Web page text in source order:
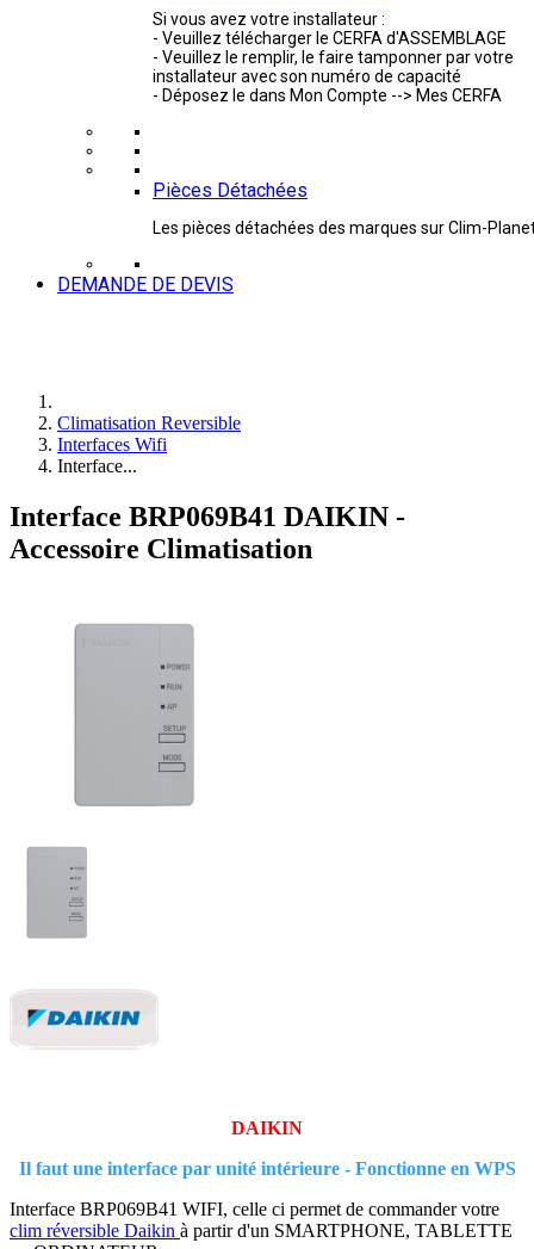
Si vous avez votre installateur :
- Veuillez télécharger le CERFA d'ASSEMBLAGE
- Veuillez le remplir, le faire tamponner par votre
installateur avec son numéro de capacité
- Déposez le dans Mon Compte --> Mes CERFA
Pièces Détachées
Les pièces détachées des marques sur Clim-
DEMANDE DE DEVIS
Climatisation Reversible
Interfaces Wifi
Interface...
Interface BRP069B41 DAIKIN -
Accessoire Climatisation
DAIKIN
Il faut une interface par unité intérieure - Fonctionne en WPS
Interface BRP069B41 WIFI, celle ci permet de commander votre
clim réversible Daikin à partir d'un SMARTPHONE, TABLETTE